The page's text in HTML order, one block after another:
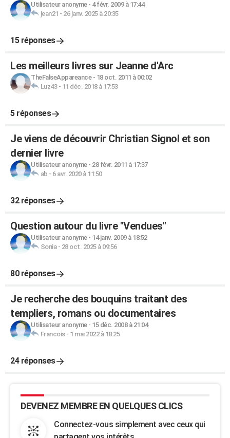
Utilisateur anonyme- 4 févr. 2009 à 17:44
jean21 - 26 janv. 2025 à 20:35
15 réponses
Les meilleurs livres sur Jeanne d'Arc
TheFalseAppareance- 18 oct. 2011 à 00:02
Luz43- 11 déc. 2018 à 17:53
5 réponses
Je viens de découvrir Christian Signol et son
dernier livre
Utilisateur anonyme- 28 févr. 2011 à 17:37
ab - 6 avr. 2020 à 11:50
32 réponses
Question autour du livre "Vendues"
Utilisateur anonyme- 14 janv. 2009 à 18:52
Sonia- 28 oct. 2025 à 09:56
80 réponses
Je recherche des bouquins traitant des
templiers, romans ou documentaires
Utilisateur anonyme- 15 déc. 2008 à 21:04
Francois- 1 mai 2022 à 18:25
24 réponses
DEVENEZ MEMBRE EN QUELQUES CLICS
Connectez-vous simplement avec ceux qui